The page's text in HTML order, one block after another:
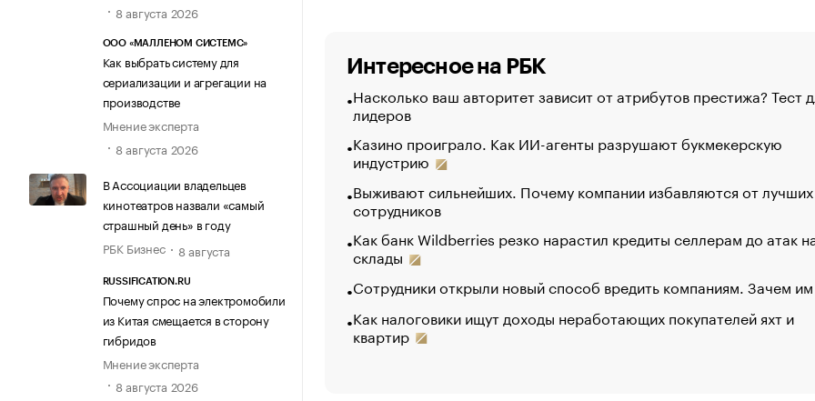
8 августа 2026
ООО «МАЛЛЕНОМ СИСТЕМС»
Как выбрать систему для
сериализации и агрегации на
производстве
Мнение эксперта
8 августа 2026
В Ассоциации владельцев
кинотеатров назвали «самый
страшный день» в году
РБК Бизнес
8 августа
RUSSIFICATION.RU
Почему спрос на электромобили
из Китая смещается в сторону
гибридов
Мнение эксперта
8 августа 2026
Интересное на РБК
Насколько ваш авторитет зависит от атрибутов престижа? Тест
лидеров
Казино проиграло. Как ИИ-агенты разрушают букмекерскую
индустрию
Выживают сильнейших. Почему компании избавляются от лучших
сотрудников
Как банк Wildberries резко нарастил кредиты селлерам до атак
склады
Сотрудники открыли новый способ вредить компаниям. Зачем
Как налоговики ищут доходы неработающих покупателей яхт и
квартир